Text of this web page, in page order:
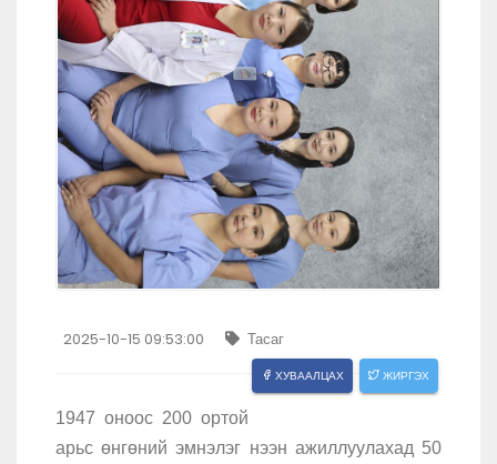
2025-10-15 09:53:00 Тасаг
ХУВААЛЦАХ ЖИРГЭХ
1947 оноос 200 ортой
арьс өнгөний эмнэлэг нээн ажиллуулахад 50